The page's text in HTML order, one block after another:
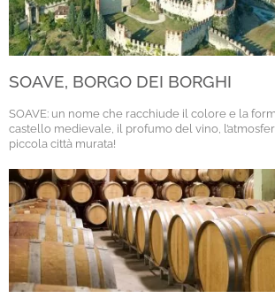
SOAVE, BORGO DEI BORGHI
SOAVE: un nome che racchiude il colore e la
castello medievale, il profumo del vino,
piccola città murata!